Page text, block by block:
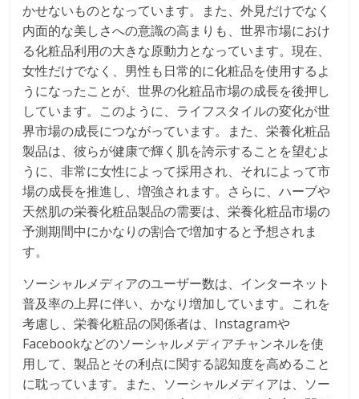
かせないものとなっています。また、外見だけでなく
内面的な美しさへの意識の高まりも、世界市場におけ
る化粧品利用の大きな原動力となっています。現在、
女性だけでなく、男性も日常的に化粧品を使用するよ
うになったことが、世界の化粧品市場の成長を後押し
しています。このように、ライフスタイルの変化が世
界市場の成長につながっています。また、栄養化粧品
製品は、彼らが健康で輝く肌を誇示することを望むよ
うに、非常に女性によって採用され、それによって市
場の成長を推進し、増強されます。さらに、ハーブや
天然肌の栄養化粧品製品の需要は、栄養化粧品市場の
予測期間中にかなりの割合で増加すると予想されま
す。
ソーシャルメディアのユーザー数は、インターネット
普及率の上昇に伴い、かなり増加しています。これを
考慮し、栄養化粧品の関係者は、Instagramや
Facebookなどのソーシャルメディアチャンネルを使
用して、製品とその利点に関する認知度を高めること
に耽っています。また、ソーシャルメディアは、ソー